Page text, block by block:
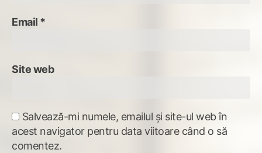
Email *
Site web
Salvează-mi numele, emailul și site-ul web în
acest navigator pentru data viitoare când o să
comentez.